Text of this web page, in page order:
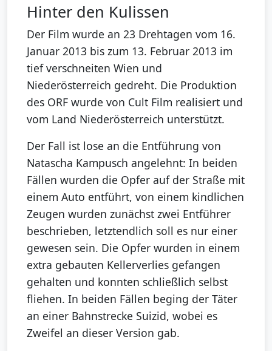
Hinter den Kulissen
Der Film wurde an 23 Drehtagen vom 16.
Januar 2013 bis zum 13. Februar 2013 im
tief verschneiten Wien und
Niederösterreich gedreht. Die Produktion
des ORF wurde von Cult Film realisiert und
vom Land Niederösterreich unterstützt.
Der Fall ist lose an die Entführung von
Natascha Kampusch angelehnt: In beiden
Fällen wurden die Opfer auf der Straße mit
einem Auto entführt, von einem kindlichen
Zeugen wurden zunächst zwei Entführer
beschrieben, letztendlich soll es nur einer
gewesen sein. Die Opfer wurden in einem
extra gebauten Kellerverlies gefangen
gehalten und konnten schließlich selbst
fliehen. In beiden Fällen beging der Täter
an einer Bahnstrecke Suizid, wobei es
Zweifel an dieser Version gab.